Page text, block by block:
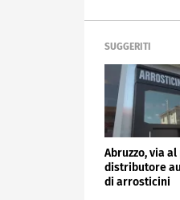
SUGGERITI
Abruzzo, via
distributore
di arrosticini